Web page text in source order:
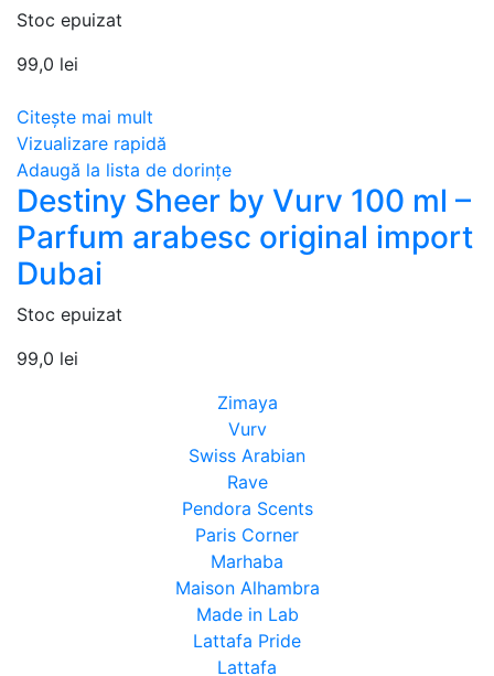
Stoc epuizat
99,0 lei
Citește mai mult
Vizualizare rapidă
Adaugă la lista de dorințe
Destiny Sheer by Vurv 100 ml –
Parfum arabesc original import
Dubai
Stoc epuizat
99,0 lei
Zimaya
Vurv
Swiss Arabian
Rave
Pendora Scents
Paris Corner
Marhaba
Maison Alhambra
Made in Lab
Lattafa Pride
Lattafa